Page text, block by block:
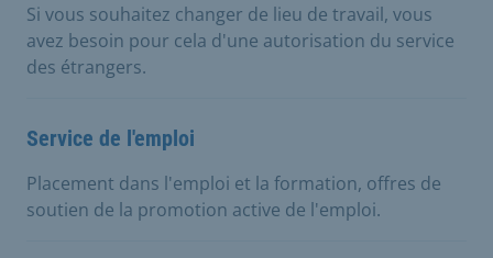
Si vous souhaitez changer de lieu de travail, vous
avez besoin pour cela d'une autorisation du service
des étrangers.
Service de l'emploi
Placement dans l'emploi et la formation, offres de
soutien de la promotion active de l'emploi.